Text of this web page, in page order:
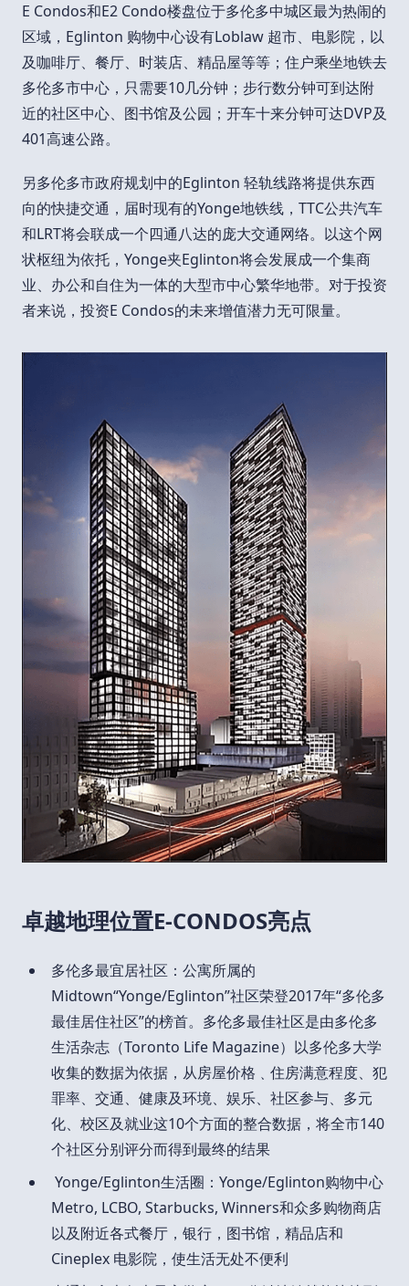
E Condos和E2 Condo楼盘位于多伦多中城区最为热闹的
区域，Eglinton 购物中心设有Loblaw 超市、电影院，以
及咖啡厅、餐厅、时装店、精品屋等等；住户乘坐地铁去
多伦多市中心，只需要10几分钟；步行数分钟可到达附
近的社区中心、图书馆及公园；开车十来分钟可达DVP及
401高速公路。
另多伦多市政府规划中的Eglinton 轻轨线路将提供东西
向的快捷交通，届时现有的Yonge地铁线，TTC公共汽车
和LRT将会联成一个四通八达的庞大交通网络。以这个网
状枢纽为依托，Yonge夹Eglinton将会发展成一个集商
业、办公和自住为一体的大型市中心繁华地带。对于投资
者来说，投资E Condos的未来增值潜力无可限量。
卓越地理位置E-CONDOS亮点
多伦多最宜居社区：公寓所属的
Midtown“Yonge/Eglinton”社区荣登2017年“多伦多
最佳居住社区”的榜首。多伦多最佳社区是由多伦多
生活杂志（Toronto Life Magazine）以多伦多大学
收集的数据为依据，从房屋价格﹑住房满意程度、犯
罪率、交通、健康及环境、娱乐、社区参与、多元
化、校区及就业这10个方面的整合数据，将全市140
个社区分别评分而得到最终的结果
Yonge/Eglinton生活圈：Yonge/Eglinton购物中心
Metro, LCBO, Starbucks, Winners和众多购物商店
以及附近各式餐厅，银行，图书馆，精品店和
Cineplex 电影院，使生活无处不便利